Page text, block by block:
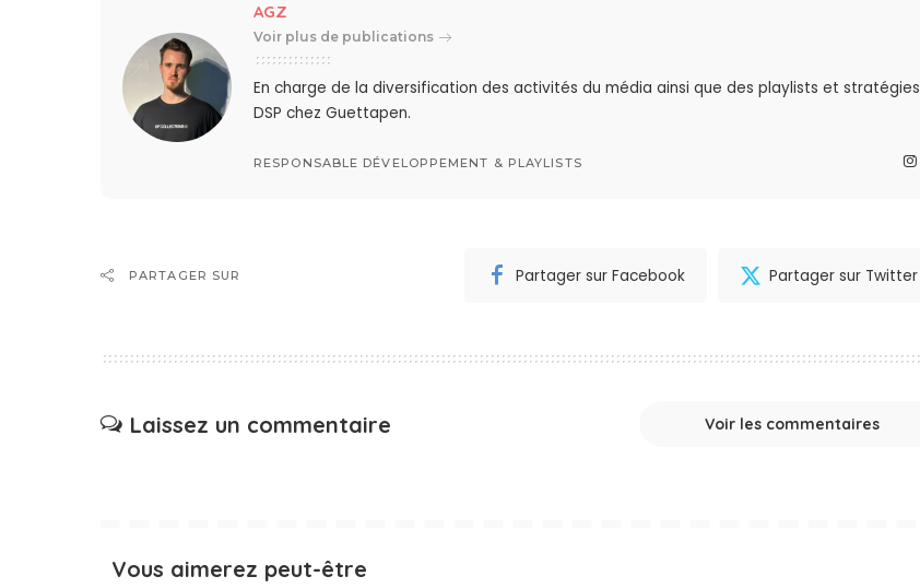
AGZ
Voir plus de publications
En charge de la diversification des activités du média ainsi que des playlists et stratégies
DSP chez Guettapen.
RESPONSABLE DÉVELOPPEMENT & PLAYLISTS
PARTAGER SUR Partager sur Facebook Partager sur Twitter
Laissez un commentaire Voir les commentaires
Vous aimerez peut-être